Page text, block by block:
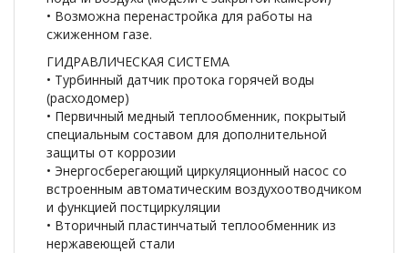
• Возможна перенастройка для работы на
сжиженном газе.
ГИДРАВЛИЧЕСКАЯ СИСТЕМА
• Турбинный датчик протока горячей воды
(расходомер)
• Первичный медный теплообменник, покрытый
специальным составом для дополнительной
защиты от коррозии
• Энергосберегающий циркуляционный насос со
встроенным автоматическим воздухоотводчиком
и функцией постциркуляции
• Вторичный пластинчатый теплообменник из
нержавеющей стали